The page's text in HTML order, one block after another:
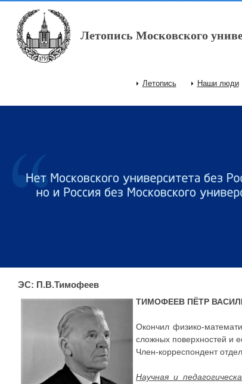
Перейти к основному содержанию
Летопись Московского
Главное меню
Летопись Наши люди
ЭС: П.В.Тимофеев
ТИМОФЕЕВ ПЁТР
Окончил физико-
сложных поверхностей и
Член-корреспондент
Научная и